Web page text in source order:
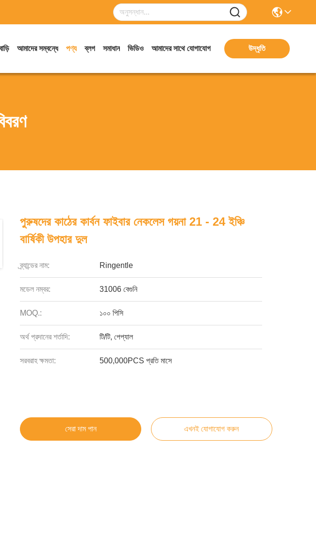
আমাদের সম্বন্ধে পণ্য ব্লগ সমাধান ভিডিও আমাদের সাথে যোগাযোগ উদ্ধৃতি
পুরুষদের কাঠের কার্বন ফাইবার নেকলেস গয়না 21 - 24 ইঞ্চি
বার্ষিকী উপহার দুল
ব্র্যান্ডের নাম: Ringentle
মডেল নম্বর: 31006 বেগুনি
MOQ.: ১০০ পিসি
অর্থ প্রদানের শর্তাদি: টি/টি, পেপ্যাল
সরবরাহ ক্ষমতা: 500,000PCS প্রতি মাসে
সেরা দাম পান এখনই যোগাযোগ করুন